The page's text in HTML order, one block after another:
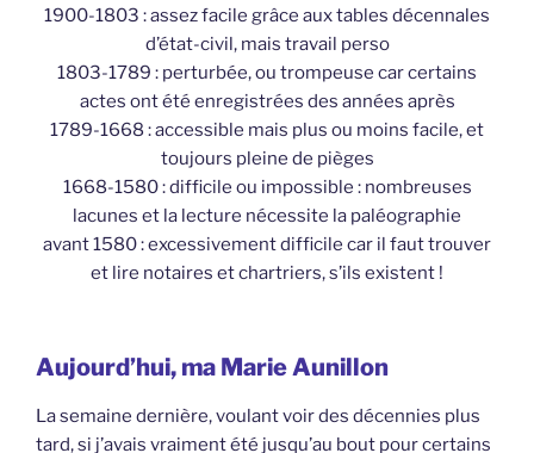
1900-1803 : assez facile grâce aux tables décennales
d’état-civil, mais travail perso
1803-1789 : perturbée, ou trompeuse car certains
actes ont été enregistrées des années après
1789-1668 : accessible mais plus ou moins facile, et
toujours pleine de pièges
1668-1580 : difficile ou impossible : nombreuses
lacunes et la lecture nécessite la paléographie
avant 1580 : excessivement difficile car il faut trouver
et lire notaires et chartriers, s’ils existent !
Aujourd’hui, ma Marie Aunillon
La semaine dernière, voulant voir des décennies plus
tard, si j’avais vraiment été jusqu’au bout pour certains